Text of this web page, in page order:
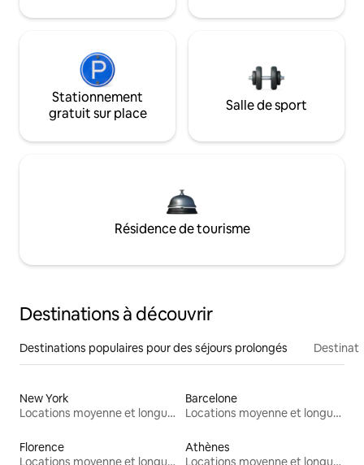
Stationnement
gratuit sur place
Salle de sport
Résidence de tourisme
Destinations à découvrir
Destinations populaires pour des séjours prolongés
New York
Locations moyenne et longue durée
Barcelone
Locations moyenne et longue durée
Florence
Locations moyenne et longue durée
Athènes
Locations moyenne et longue durée